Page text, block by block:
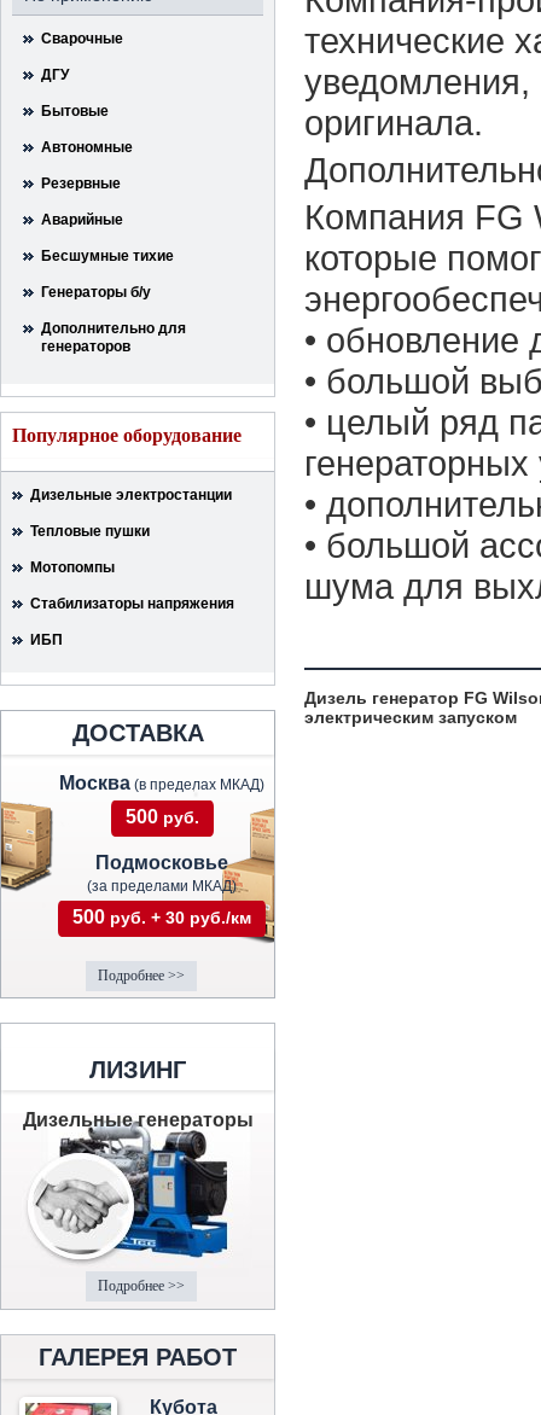
Сварочные
ДГУ
Бытовые
Автономные
Резервные
Аварийные
Бесшумные тихие
Генераторы б/у
Дополнительно для
генераторов
Популярное оборудование
Дизельные электростанции
Тепловые пушки
Мотопомпы
Стабилизаторы напряжения
ИБП
ДОСТАВКА
Москва (в пределах МКАД)
500 руб.
Подмосковье
(за пределами МКАД)
500 руб. + 30 руб./км
Подробнее >>
ЛИЗИНГ
Дизельные генераторы
Подробнее >>
ГАЛЕРЕЯ РАБОТ
Кубота
технические
уведомления,
оригинала.
Компания FG
которые
• обновление
• большой
• целый ряд
генераторных
•
• большой
шума для
Дизель генератор FG
электрическим запуском